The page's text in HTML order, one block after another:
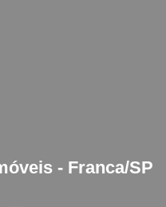
- Franca/SP